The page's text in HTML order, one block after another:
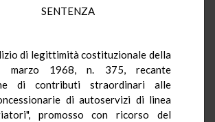
SENTENZA
di legittimità costituzionale della
marzo 1968, n. 375, recante
di contributi straordinari alle
di autoservizi di linea
promosso con ricorso del